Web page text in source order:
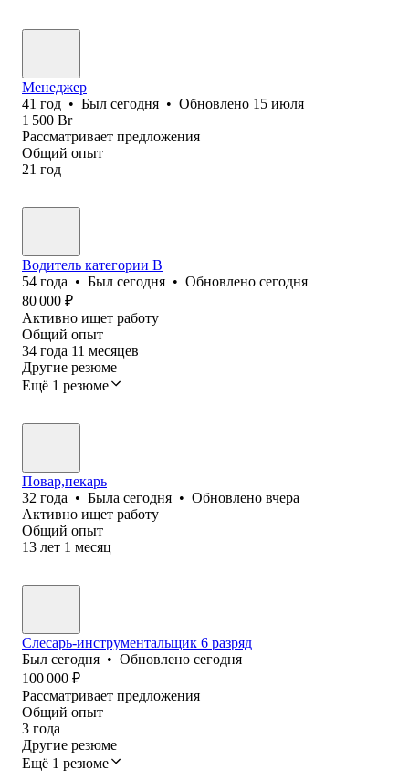
Менеджер
41 год • Был сегодня • Обновлено 15 июля
1 500 Br
Рассматривает предложения
Общий опыт
21 год
Водитель категории В
54 года • Был сегодня • Обновлено сегодня
80 000 ₽
Активно ищет работу
Общий опыт
34 года 11 месяцев
Другие резюме
Ещё 1 резюме
Повар,пекарь
32 года • Была сегодня • Обновлено вчера
Активно ищет работу
Общий опыт
13 лет 1 месяц
Слесарь-инструментальщик 6 разряд
Был сегодня • Обновлено сегодня
100 000 ₽
Рассматривает предложения
Общий опыт
3 года
Другие резюме
Ещё 1 резюме